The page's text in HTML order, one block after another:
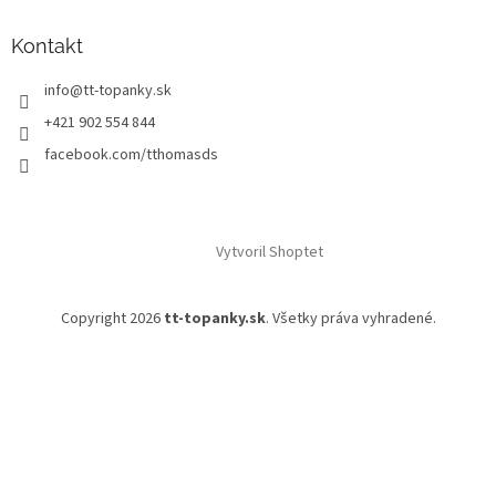
Kontakt
info@tt-topanky.sk
+421 902 554 844
facebook.com/tthomasds
Vytvoril Shoptet
Copyright 2026 tt-topanky.sk. Všetky práva vyhradené.